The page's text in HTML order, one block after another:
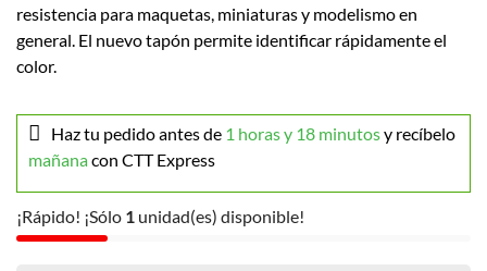
resistencia para maquetas, miniaturas y modelismo en
general. El nuevo tapón permite identificar rápidamente el
color.
Haz tu pedido antes de 1 horas y 18 minutosy recíbelo
mañanacon CTT Express
¡Rápido! ¡Sólo 1 unidad(es) disponible!